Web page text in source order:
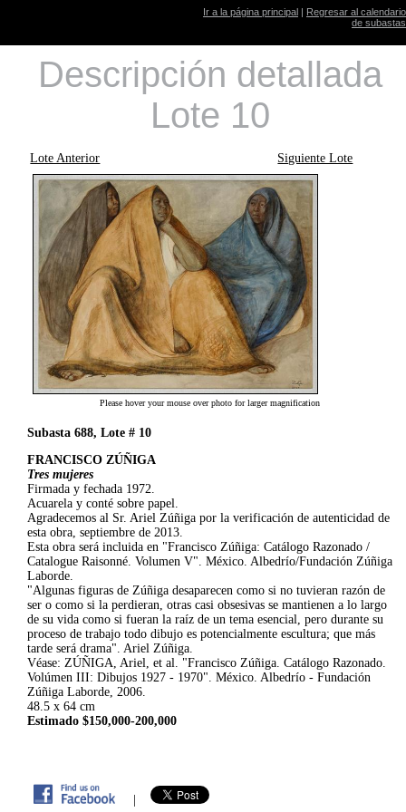
Ir a la página principal | Regresar al calendario
de subastas
Descripción detallada
Lote 10
Lote Anterior Siguiente Lote
Please hover your mouse over photo for larger magnification
Subasta 688, Lote # 10
FRANCISCO ZÚÑIGA
Tres mujeres
Firmada y fechada 1972.
Acuarela y conté sobre papel.
Agradecemos al Sr. Ariel Zúñiga por la verificación de autenticidad de
esta obra, septiembre de 2013.
Esta obra será incluida en "Francisco Zúñiga: Catálogo Razonado /
Catalogue Raisonné. Volumen V". México. Albedrío/Fundación Zúñiga
Laborde.
"Algunas figuras de Zúñiga desaparecen como si no tuvieran razón de
ser o como si la perdieran, otras casi obsesivas se mantienen a lo largo
de su vida como si fueran la raíz de un tema esencial, pero durante su
proceso de trabajo todo dibujo es potencialmente escultura; que más
tarde será drama". Ariel Zúñiga.
Véase: ZÚÑIGA, Ariel, et al. "Francisco Zúñiga. Catálogo Razonado.
Volúmen III: Dibujos 1927 - 1970". México. Albedrío - Fundación
Zúñiga Laborde, 2006.
48.5 x 64 cm
Estimado $150,000-200,000
|